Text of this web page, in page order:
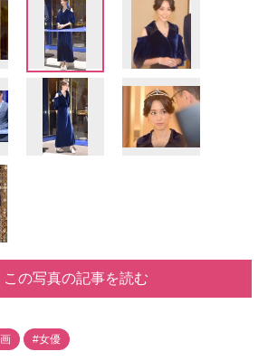
この写真の記事を読む
#女優